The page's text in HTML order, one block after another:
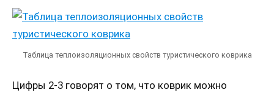
Таблица теплоизоляционных свойств туристического коврика
Цифры 2-3 говорят о том, что коврик можно